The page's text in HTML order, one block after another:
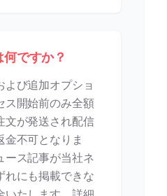
ですか？
び追加オプショ
ス開始前のみ全額
文が発送され配信
金不可となりま
ース記事が当社ネ
れにも掲載できな